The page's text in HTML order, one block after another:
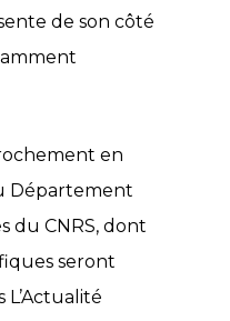
de son côté
en
Département
du CNRS, dont
seront
L’Actualité